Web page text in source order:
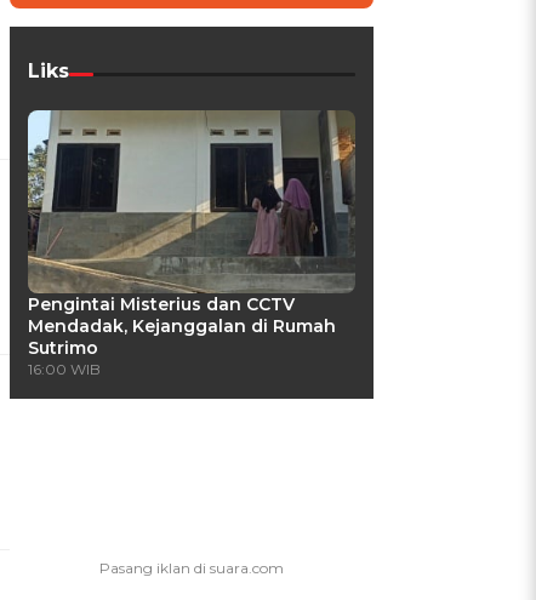
Liks
Pengintai Misterius dan CCTV
Mendadak, Kejanggalan di Rumah
Sutrimo
16:00 WIB